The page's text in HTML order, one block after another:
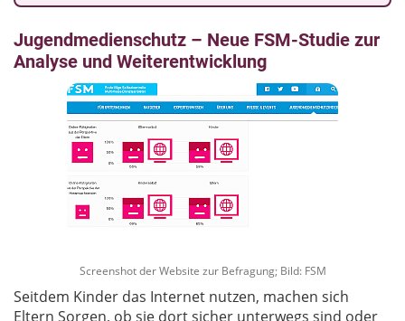
Jugendmedienschutz – Neue FSM-Studie zur
Analyse und Weiterentwicklung
Screenshot der Website zur Befragung; Bild: FSM
Seitdem Kinder das Internet nutzen, machen sich
Eltern Sorgen, ob sie dort sicher unterwegs sind oder